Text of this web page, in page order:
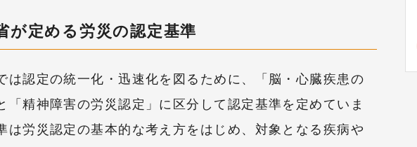
が定める労災の認定基準
は認定の統一化・迅速化を図るために、「脳・心臓疾患の
「精神障害の労災認定」に区分して認定基準を定めていま
は労災認定の基本的な考え方をはじめ、対象となる疾病や